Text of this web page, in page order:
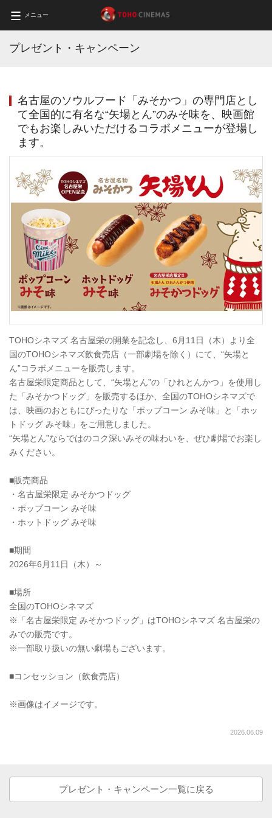
メニュー
プレゼント・キャンペーン
名古屋のソウルフード「みそかつ」の専門店とし
て全国的に有名な“矢場とん”のみそ味を、映画館
でもお楽しみいただけるコラボメニューが登場し
ます。
TOHOシネマズ 名古屋栄の開業を記念し、6月11日（木）より全
国のTOHOシネマズ飲食売店（一部劇場を除く）にて、“矢場と
ん”コラボメニューを販売します。
名古屋栄限定商品として、“矢場とん”の「ひれとんかつ」を使用し
た「みそかつドッグ」を販売するほか、全国のTOHOシネマズで
は、映画のおともにぴったりな「ポップコーン みそ味」と「ホッ
トドッグ みそ味」をご用意しました。
“矢場とん”ならではのコク深いみその味わいを、ぜひ劇場でお楽し
みください。
■販売商品
・名古屋栄限定 みそかつドッグ
・ポップコーン みそ味
・ホットドッグ みそ味
■期間
2026年6月11日（木）～
■場所
全国のTOHOシネマズ
※「名古屋栄限定 みそかつドッグ」はTOHOシネマズ 名古屋栄の
みでの販売です。
※一部取り扱いの無い劇場もございます。
■コンセッション（飲食売店）
※画像はイメージです。
2026.06.09
プレゼント・キャンペーン一覧に戻る